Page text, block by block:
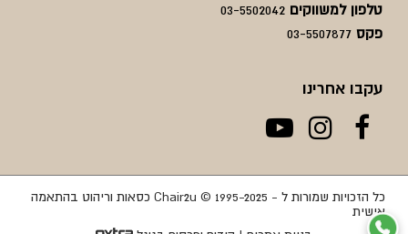
טלפון למשווקים 03-5502042
פקס 03-5507877
עקבו אחרינו
כל הזכויות שמורות ל - Chair2u © 1995-2025 כסאות וריהוט בהתאמה
אישית